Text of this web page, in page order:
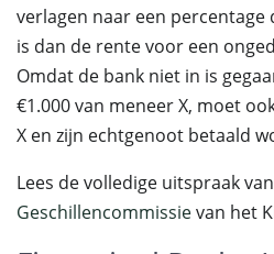
verlagen naar een
is dan de rente voor een
Omdat de bank niet in is
€1.000 van meneer X, moet
X en zijn echtgenoot betaald
Lees de volledige uitspraak
Geschillencommissievan het